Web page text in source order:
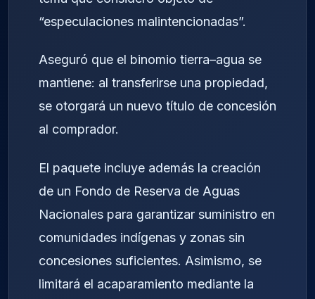
“especulaciones malintencionadas”.
Aseguró que el binomio tierra–agua se
mantiene: al transferirse una propiedad,
se otorgará un nuevo título de concesión
al comprador.
El paquete incluye además la creación
de un Fondo de Reserva de Aguas
Nacionales para garantizar suministro en
comunidades indígenas y zonas sin
concesiones suficientes. Asimismo, se
limitará el acaparamiento mediante la